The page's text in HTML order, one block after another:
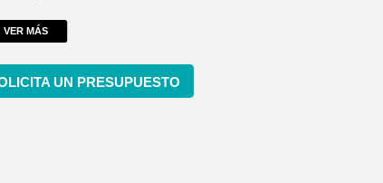
VER MÁS
UN PRESUPUESTO